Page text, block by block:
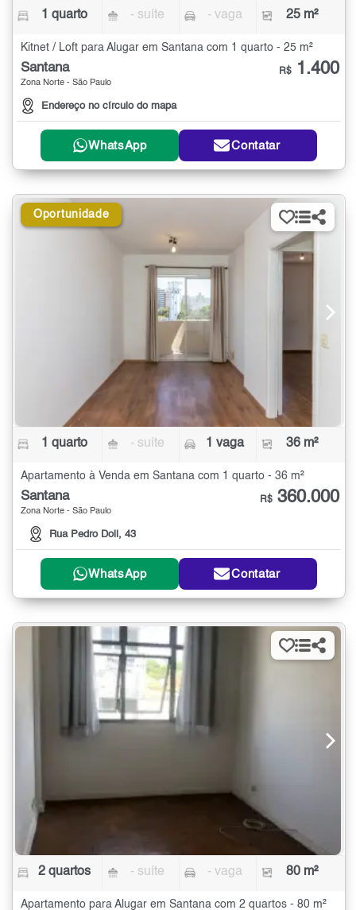
1 quarto - suíte - vaga 25 m²
Kitnet / Loft para Alugar em Santana com 1 quarto - 25 m²
Santana
Zona Norte - São Paulo
Endereço no círculo do mapa
R$ 1.400
WhatsApp Contatar
Oportunidade
1 quarto - suíte 1 vaga 36 m²
Apartamento à Venda em Santana com 1 quarto - 36 m²
Santana
Zona Norte - São Paulo
Rua Pedro Doll, 43
R$ 360.000
WhatsApp Contatar
2 quartos - suíte - vaga 80 m²
Apartamento para Alugar em Santana com 2 quartos - 80 m²